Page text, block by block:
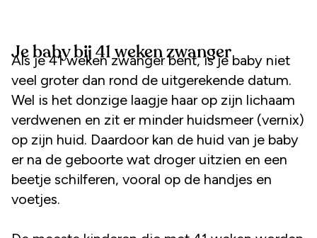
Je baby bij 41 weken zwanger
Als je 41 weken zwanger bent, is je baby niet
veel groter dan rond de uitgerekende datum.
Wel is het donzige laagje haar op zijn lichaam
verdwenen en zit er minder huidsmeer (vernix)
op zijn huid. Daardoor kan de huid van je baby
er na de geboorte wat droger uitzien en een
beetje schilferen, vooral op de handjes en
voetjes.